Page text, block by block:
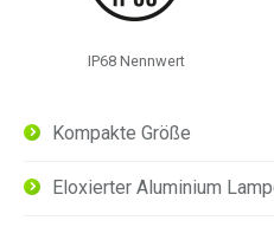
IP68 Nennwert
Kompakte Größe
Eloxierter Aluminium